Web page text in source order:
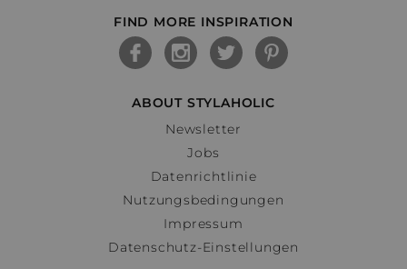
FIND MORE INSPIRATION
ABOUT STYLAHOLIC
Newsletter
Jobs
Datenrichtlinie
Nutzungsbedingungen
Impressum
Datenschutz-Einstellungen